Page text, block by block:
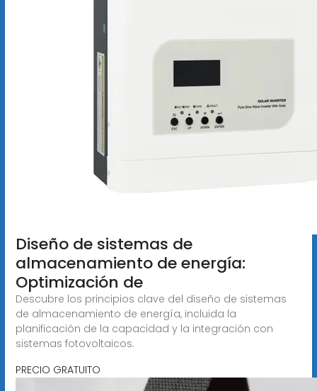
Diseño de sistemas de
almacenamiento de energía:
Optimización de
Descubre los principios clave del diseño de sistemas
de almacenamiento de energía, incluida la
planificación de la capacidad y la integración con
sistemas fotovoltaicos.
PRECIO GRATUITO